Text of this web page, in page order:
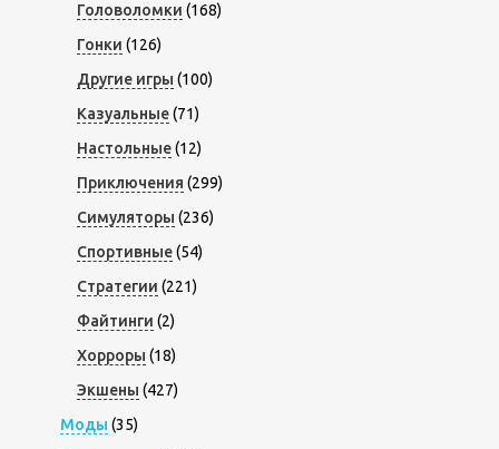
Головоломки (168)
Гонки (126)
Другие игры (100)
Казуальные(71)
Настольные(12)
Приключения (299)
Симуляторы (236)
Спортивные(54)
Стратегии (221)
Файтинги (2)
Хорроры (18)
Экшены (427)
Моды (35)